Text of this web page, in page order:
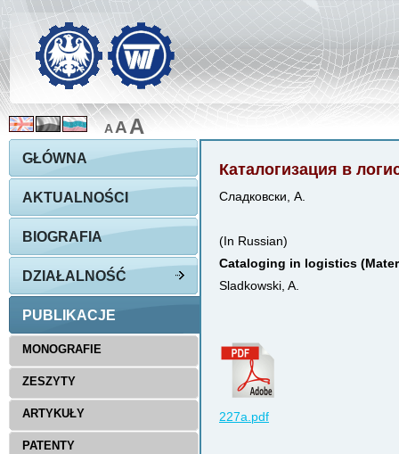
AAA
Каталогизация в
Сладковски, А.
(In Russian)
Cataloging in logistics
Sladkowski, A.
227a.pdf
GŁÓWNA
AKTUALNOŚCI
BIOGRAFIA
DZIAŁALNOŚĆ
PUBLIKACJE
MONOGRAFIE
ZESZYTY
ARTYKUŁY
PATENTY